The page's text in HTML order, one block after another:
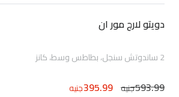
دويتو لارج مور ان
2 ساندوتش سنجل، بطاطس وسط، كانز
593.99جنيه 395.99جنيه